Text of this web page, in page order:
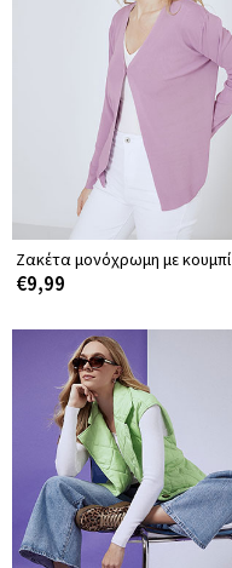
Ζακέτα μονόχρωμη με κουμπί
€9,99